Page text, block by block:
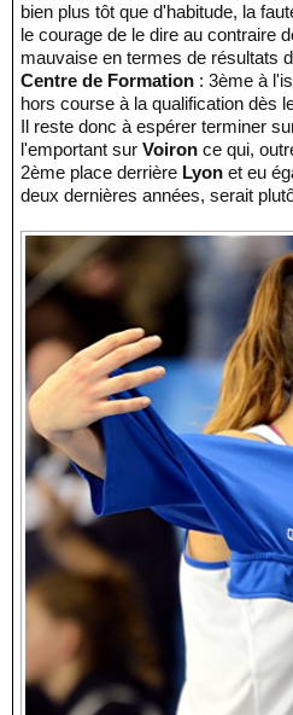
bien plus tôt que d'habitude, la
le courage de le dire au contraire
mauvaise en termes de résultats
Centre de Formation : 3ème à
hors course à la qualification dès
Il reste donc à espérer terminer
l'emportant sur Voiron ce qui,
2ème place derrière Lyon et eu
deux dernières années, serait